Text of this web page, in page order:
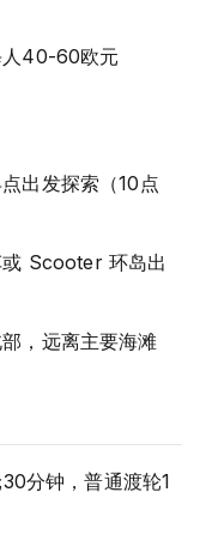
人40-60欧元
出发探索（10点
Scooter 环岛出
，远离主要海滩
分钟，普通渡轮1